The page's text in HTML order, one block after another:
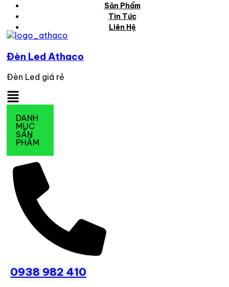
Sản Phẩm
Tin Tức
Liên Hệ
Đèn Led Athaco
Đèn Led giá rẻ
Flyout
Menu
DANH
MỤC
SẢN
PHẨM
0938 982 410